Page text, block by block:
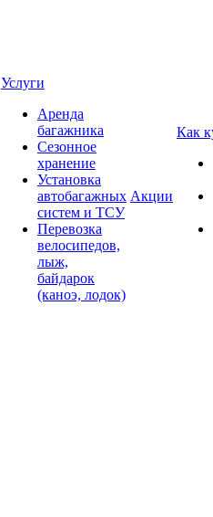
Услуги
Аренда
багажника
Сезонное
хранение
Установка
автобагажных
систем и ТСУ
Перевозка
велосипедов,
лыж,
байдарок
(каноэ, лодок)
Акции
Как